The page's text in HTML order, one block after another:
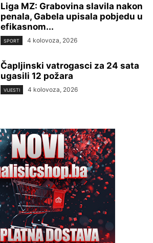
Liga MZ: Grabovina slavila nakon
penala, Gabela upisala pobjedu u
efikasnom...
SPORT 4 kolovoza, 2026
Čapljinski vatrogasci za 24 sata
ugasili 12 požara
VIJESTI 4 kolovoza, 2026